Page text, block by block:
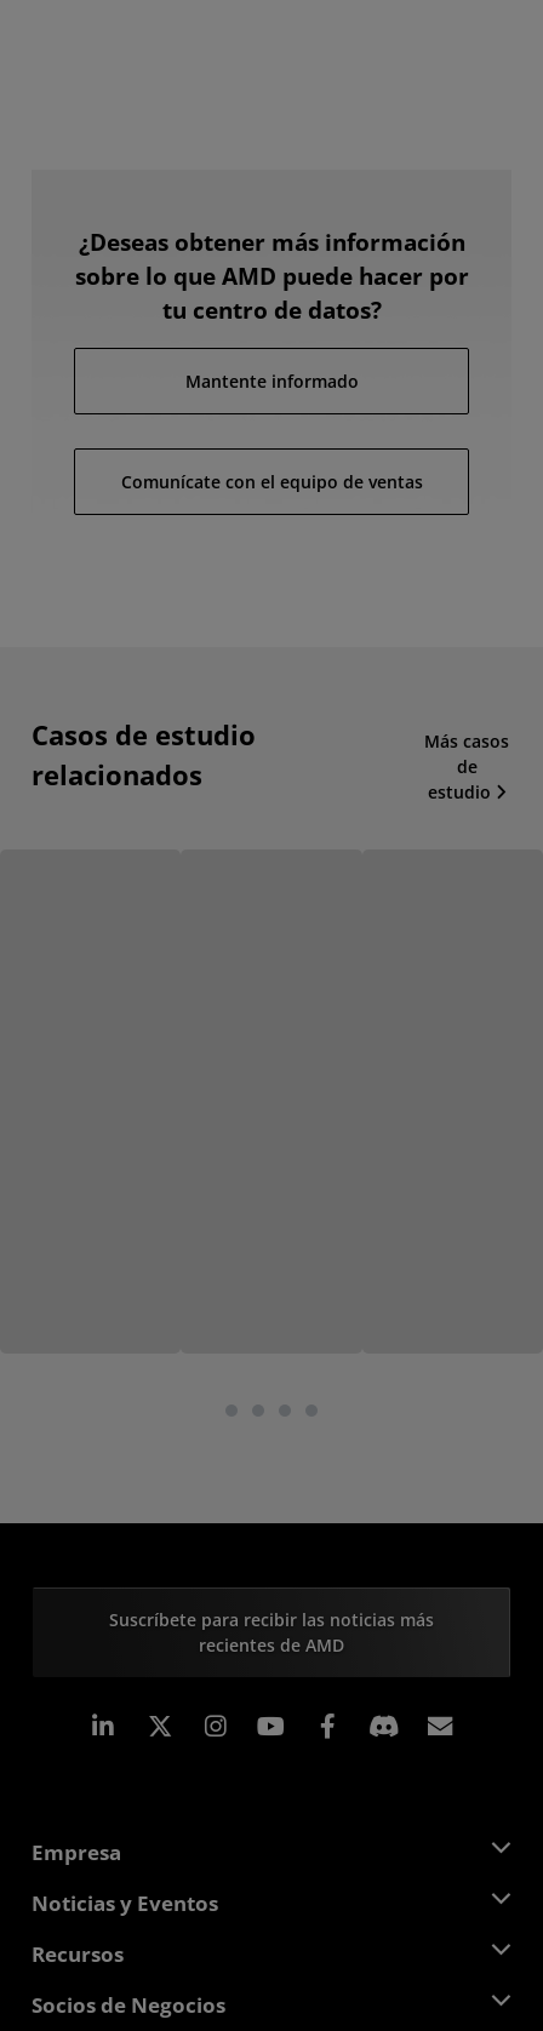
¿Deseas obtener más información
sobre lo que AMD puede hacer por
tu centro de datos?
Mantente informado
Comunícate con el equipo de ventas
Casos de estudio
relacionados
Más casos
de
estudio
Suscríbete para recibir las noticias más
recientes de AMD
LinkedIn Instagram Facebook
Empresa
Acerca de AMD
Responsabilidad corporativa
Carreras profesionales
Contáctanos
Noticias y Eventos
Sala de prensa
Biblioteca multimedia
Recursos
Centro para desarrolladores
Socios de Negocios